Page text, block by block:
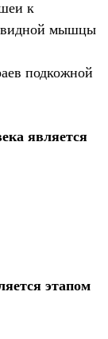
к
мышцы
подкожной
является
этапом